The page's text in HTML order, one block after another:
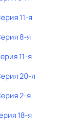
11-я
8-я
11-я
20-я
2-я
18-я